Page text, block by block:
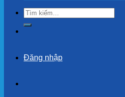
Tìm
kiếm:
Đăng nhập